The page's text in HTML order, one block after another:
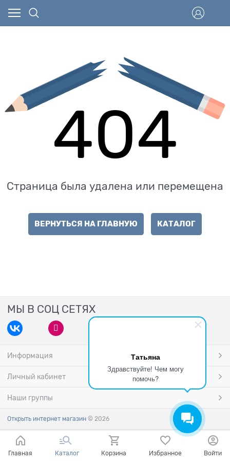
Татьяна
Здравствуйте! Чем могу
помочь?
404
Страница была удалена или перемещена
ВЕРНУТЬСЯ НА ГЛАВНУЮ КАТАЛОГ
МЫ В СОЦ СЕТЯХ
Информация
Личный кабинет
Наши группы
Открыть интернет магазин © 2026
Главная Каталог Корзина Избранное Войти